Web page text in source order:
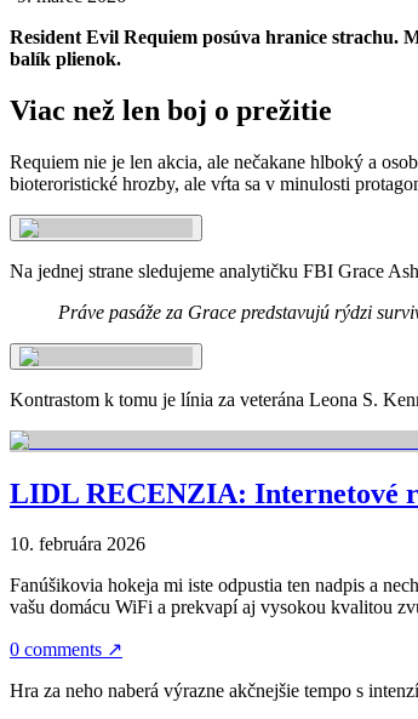
Resident Evil Requiem posúva hranice strachu.
balík plienok.
Viac než len boj o prežitie
Requiem nie je len akcia, ale nečakane hlboký a
bioteroristické hrozby, ale vŕta sa v minulosti
Na jednej strane sledujeme analytičku FBI Grace
Práve pasáže za Grace predstavujú rýdzi
Kontrastom k tomu je línia za veterána Leona S.
LIDL RECENZIA: Internetové
10. februára 2026
Fanúšikovia hokeja mi iste odpustia ten nadpis a
vašu domácu WiFi a prekvapí aj vysokou kvalitou
0 comments ↗
Hra za neho naberá výrazne akčnejšie tempo s